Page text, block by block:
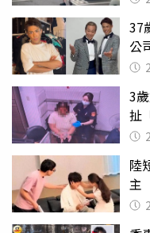
37
公
3
扯
監
陸
主
潰